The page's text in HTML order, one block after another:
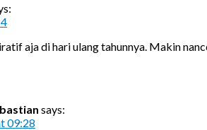
aja di hari ulang tahunnya. Makin
says:
09:28